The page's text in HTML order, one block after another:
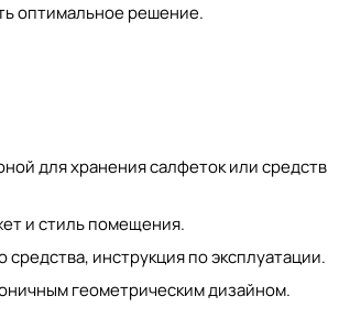
оптимальное решение.
для хранения салфеток или средств
и стиль помещения.
инструкция по эксплуатации.
геометрическим дизайном.